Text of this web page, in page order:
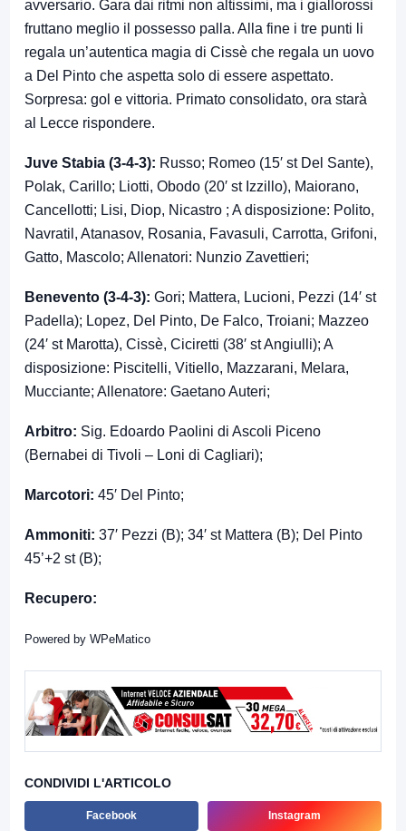
avversario. Gara dai ritmi non altissimi, ma i giallorossi
fruttano meglio il possesso palla. Alla fine i tre punti li
regala un’autentica magia di Cissè che regala un uovo
a Del Pinto che aspetta solo di essere aspettato.
Sorpresa: gol e vittoria. Primato consolidato, ora starà
al Lecce rispondere.
Juve Stabia (3-4-3): Russo; Romeo (15′ st Del Sante),
Polak, Carillo; Liotti, Obodo (20′ st Izzillo), Maiorano,
Cancellotti; Lisi, Diop, Nicastro ; A disposizione: Polito,
Navratil, Atanasov, Rosania, Favasuli, Carrotta, Grifoni,
Gatto, Mascolo; Allenatori: Nunzio Zavettieri;
Benevento (3-4-3): Gori; Mattera, Lucioni, Pezzi (14′ st
Padella); Lopez, Del Pinto, De Falco, Troiani; Mazzeo
(24′ st Marotta), Cissè, Ciciretti (38′ st Angiulli); A
disposizione: Piscitelli, Vitiello, Mazzarani, Melara,
Mucciante; Allenatore: Gaetano Auteri;
Arbitro: Sig. Edoardo Paolini di Ascoli Piceno
(Bernabei di Tivoli – Loni di Cagliari);
Marcotori: 45′ Del Pinto;
Ammoniti: 37′ Pezzi (B); 34′ st Mattera (B); Del Pinto
45’+2 st (B);
Recupero:
Powered by WPeMatico
CONDIVIDI L'ARTICOLO
Facebook Instagram